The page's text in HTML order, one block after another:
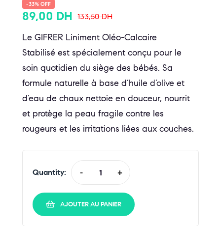
-33% OFF
133,50DH
89,00 DH
Le GIFRER Liniment Oléo-Calcaire
Stabilisé est spécialement conçu pour le
soin quotidien du siège des bébés. Sa
formule naturelle à base d’huile d’olive et
d’eau de chaux nettoie en douceur, nourrit
et protège la peau fragile contre les
rougeurs et les irritations liées aux couches.
Quantity: - +
AJOUTER AU PANIER